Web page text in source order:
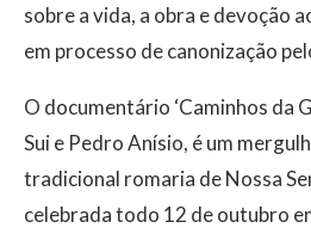
sobre a vida, a obra e devoção
em processo de canonização
O documentário ‘Caminhos da
Sui e Pedro Anísio, é um
tradicional romaria de Nossa
celebrada todo 12 de outubro